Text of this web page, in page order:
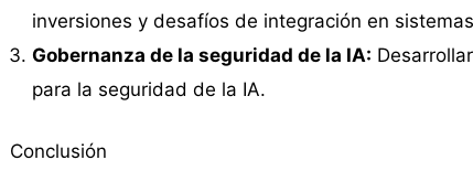
inversiones y desafíos de integración en
Gobernanza de la seguridad de la IA:
para la seguridad de la IA.
Conclusión